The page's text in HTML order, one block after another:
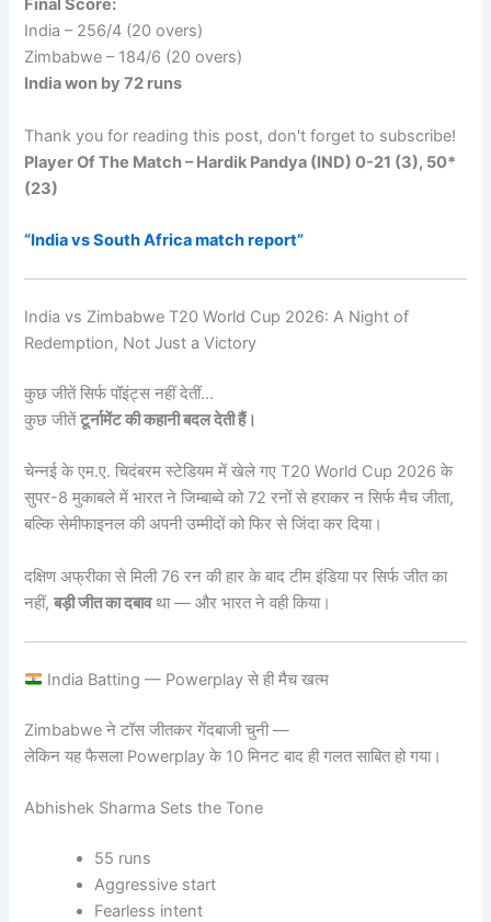
Final Score:
India – 256/4 (20 overs)
Zimbabwe – 184/6 (20 overs)
India won by 72 runs
Thank you for reading this post, don't forget to subscribe!
Player Of The Match – Hardik Pandya (IND) 0-21 (3), 50*
(23)
“India vs South Africa match report”
India vs Zimbabwe T20 World Cup 2026: A Night of
Redemption, Not Just a Victory
कुछ जीतें सिर्फ पॉइंट्स नहीं देतीं…
कुछ जीतेंटूर्नामेंट की कहानी बदल देती हैं।
चेन्नई के एम.ए. चिदंबरम स्टेडियम में खेले गए T20 World Cup 2026 के
सुपर-8 मुकाबले में भारत ने जिम्बाब्वे को 72 रनों से हराकर न सिर्फ मैच जीता,
बल्कि सेमीफाइनल की अपनी उम्मीदों को फिर से जिंदा कर दिया।
दक्षिण अफ्रीका से मिली 76 रन की हार के बाद टीम इंडिया पर सिर्फ जीत का
नहीं,बड़ी जीत का दबावथा — और भारत ने वही किया।
India Batting — Powerplay से ही मैच खत्म
Zimbabwe ने टॉस जीतकर गेंदबाजी चुनी —
लेकिन यह फैसला Powerplay के 10 मिनट बाद ही गलत साबित हो गया।
Abhishek Sharma Sets the Tone
55 runs
Aggressive start
Fearless intent